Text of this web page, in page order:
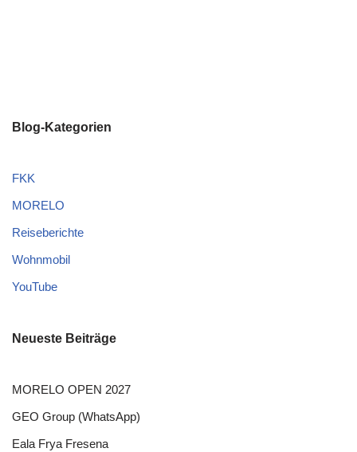
Blog-Kategorien
FKK
MORELO
Reiseberichte
Wohnmobil
YouTube
Neueste Beiträge
MORELO OPEN 2027
GEO Group (WhatsApp)
Eala Frya Fresena